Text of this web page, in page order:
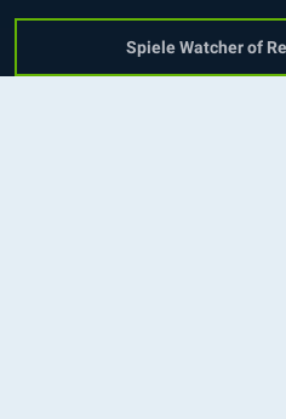
Spiele Watcher of